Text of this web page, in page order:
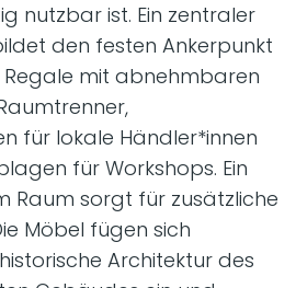
nutzbar ist. Ein zentraler
den festen Ankerpunkt
Regale mit abnehmbaren
für lokale Händler*innen
für Workshops. Ein
Raum sorgt für zusätzliche
Möbel fügen sich
Architektur des